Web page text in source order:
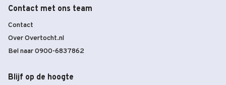
Contact met ons team
Contact
Over Overtocht.nl
Bel naar 0900-6837862
Blijf op de hoogte